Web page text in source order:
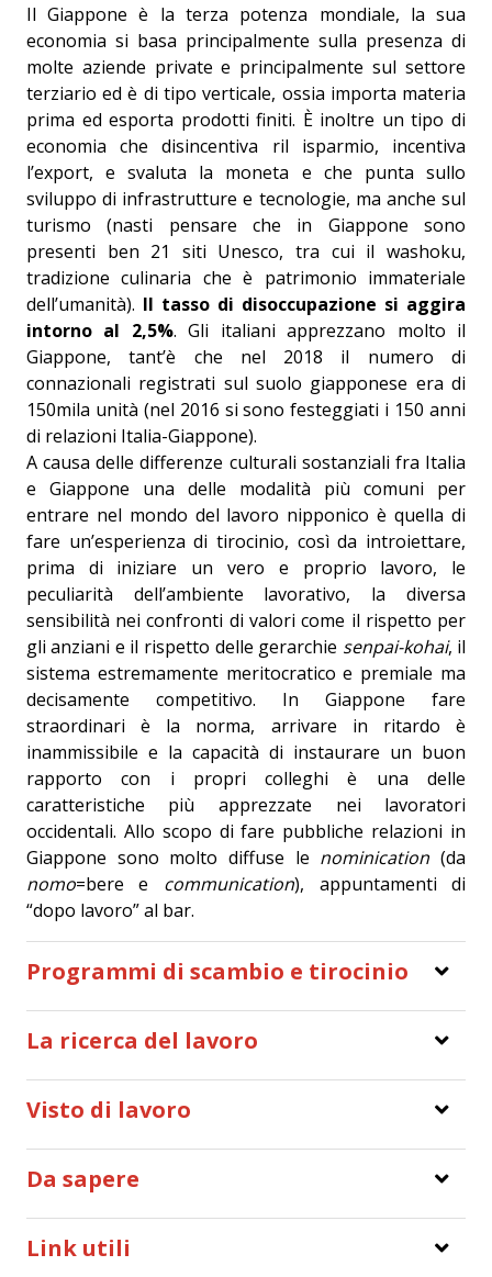
Il Giappone è la terza potenza mondiale, la sua
economia si basa principalmente sulla presenza di
molte aziende private e principalmente sul settore
terziario ed è di tipo verticale, ossia importa materia
prima ed esporta prodotti finiti. È inoltre un tipo di
economia che disincentiva ril isparmio, incentiva
l’export, e svaluta la moneta e che punta sullo
sviluppo di infrastrutture e tecnologie, ma anche sul
turismo (nasti pensare che in Giappone sono
presenti ben 21 siti Unesco, tra cui il washoku,
tradizione culinaria che è patrimonio immateriale
dell’umanità). Il tasso di disoccupazione si aggira
intorno al 2,5%. Gli italiani apprezzano molto il
Giappone, tant’è che nel 2018 il numero di
connazionali registrati sul suolo giapponese era di
150mila unità (nel 2016 si sono festeggiati i 150 anni
di relazioni Italia-Giappone).
A causa delle differenze culturali sostanziali fra Italia
e Giappone una delle modalità più comuni per
entrare nel mondo del lavoro nipponico è quella di
fare un’esperienza di tirocinio, così da introiettare,
prima di iniziare un vero e proprio lavoro, le
peculiarità dell’ambiente lavorativo, la diversa
sensibilità nei confronti di valori come il rispetto per
gli anziani e il rispetto delle gerarchie senpai-kohai, il
sistema estremamente meritocratico e premiale ma
decisamente competitivo. In Giappone fare
straordinari è la norma, arrivare in ritardo è
inammissibile e la capacità di instaurare un buon
rapporto con i propri colleghi è una delle
caratteristiche più apprezzate nei lavoratori
occidentali. Allo scopo di fare pubbliche relazioni in
Giappone sono molto diffuse le nominication (da
nomo=bere e communication), appuntamenti di
“dopo lavoro” al bar.
Programmi di scambio e tirocinio
La ricerca del lavoro
Visto di lavoro
Da sapere
Link utili